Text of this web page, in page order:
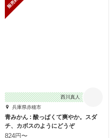
西川真人
兵庫県赤穂市
青みかん : 酸っぱくて爽やか。スダ
チ、カボスのようにどうぞ
824円〜